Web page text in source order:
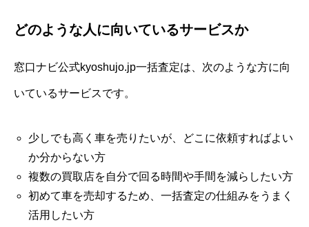
どのような人に向いているサービスか
窓口ナビ公式kyoshujo.jp一括査定は、次のような方に向
いているサービスです。
少しでも高く車を売りたいが、どこに依頼すればよい
か分からない方
複数の買取店を自分で回る時間や手間を減らしたい方
初めて車を売却するため、一括査定の仕組みをうまく
活用したい方